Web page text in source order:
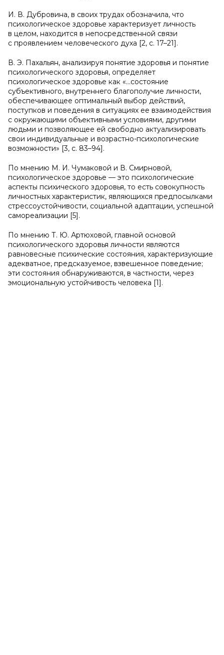
И. В. Дубровина, в своих трудах обозначила, что
психологическое здоровье характеризует личность
в целом, находится в непосредственной связи
с проявлением человеческого духа [2, с. 17–21].
В. Э. Пахальян, анализируя понятие здоровья и понятие
психологического здоровья, определяет
психологическое здоровье как «…состояние
субъективного, внутреннего благополучие личности,
обеспечивающее оптимальный выбор действий,
поступков и поведения в ситуациях ее взаимодействия
с окружающими объективными условиями, другими
людьми и позволяющее ей свободно актуализировать
свои индивидуальные и возрастно-психологические
возможности» [3, с. 83–94].
По мнению М. И. Чумаковой и В. Смирновой,
психологическое здоровье — это психологические
аспекты психического здоровья, то есть совокупность
личностных характеристик, являющихся предпосылками
стрессоустойчивости, социальной адаптации, успешной
самореализации [5].
По мнению Т. Ю. Артюховой, главной основой
психологического здоровья личности являются
равновесные психические состояния, характеризующие
адекватное, предсказуемое, взвешенное поведение;
эти состояния обнаруживаются, в частности, через
эмоциональную устойчивость человека [1].